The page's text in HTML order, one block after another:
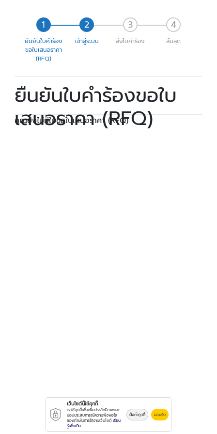
ยืนยันใบคำร้อง
ขอใบเสนอราคา
(RFQ)
เข้าสู่ระบบ ส่งใบคำร้อง สิ้นสุด
ยืนยันใบคำร้องขอใบ
เสนอราคา (RFQ)
คุณยังไม่มีใบขอใบเสนอราคา (RFQ)
เว็บไซต์นี้ใช้คุกกี้
เราใช้คุกกี้เพื่อเพิ่มประสิทธิภาพและ
มอบประสบการณ์ความพึงพอใจ
ของท่านในการใช้งานเว็บไซต์ เรียน
รู้เพิ่มเติม
ตั้งค่าคุกกี้ ยอมรับ